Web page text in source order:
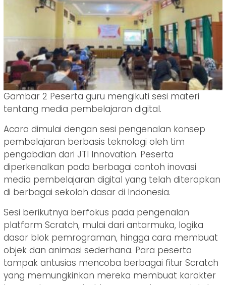
Gambar 2 Peserta guru mengikuti sesi materi
tentang media pembelajaran digital.
Acara dimulai dengan sesi pengenalan konsep
pembelajaran berbasis teknologi oleh tim
pengabdian dari JTI Innovation. Peserta
diperkenalkan pada berbagai contoh inovasi
media pembelajaran digital yang telah diterapkan
di berbagai sekolah dasar di Indonesia.
Sesi berikutnya berfokus pada pengenalan
platform Scratch, mulai dari antarmuka, logika
dasar blok pemrograman, hingga cara membuat
objek dan animasi sederhana. Para peserta
tampak antusias mencoba berbagai fitur Scratch
yang memungkinkan mereka membuat karakter